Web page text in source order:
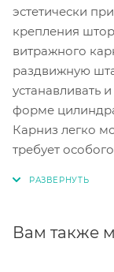
эстетически
крепления
витражного
раздвижную
устанавливать
форме
Карниз легко
требует
Вам также